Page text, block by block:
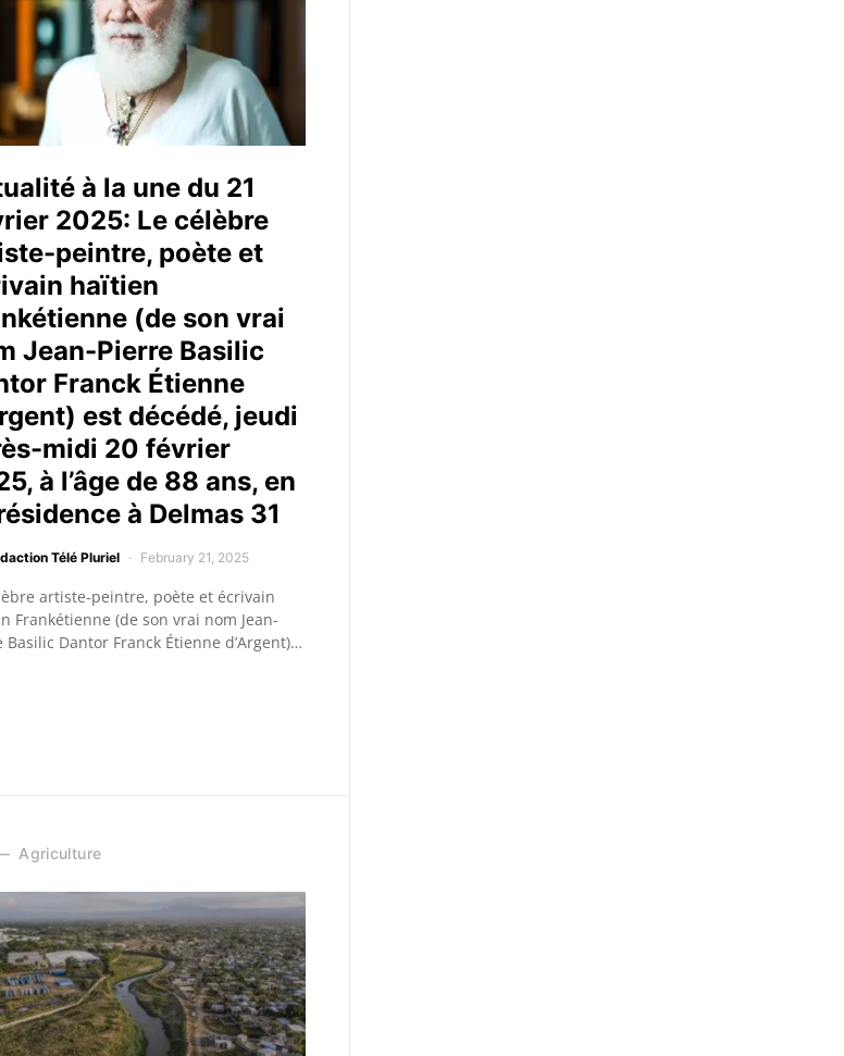
à la une du 21
2025: Le célèbre
peintre, poète et
haïtien
(de son vrai
Jean-Pierre Basilic
Franck Étienne
est décédé, jeudi
midi 20 février
à l’âge de 88 ans, en
à Delmas 31
Télé Pluriel February 21, 2025
artiste-peintre, poète et écrivain
Frankétienne (de son vrai nom Jean-
Basilic Dantor Franck Étienne d’Argent)…
Agriculture